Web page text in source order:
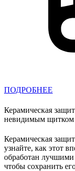
ПОДРОБНЕЕ
Керамическая
невидимым щитком
Керамическая
узнайте, как этот
обработан
чтобы сохранить